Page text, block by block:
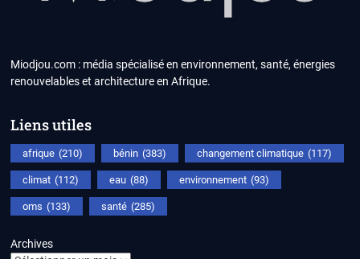
Miodjou.com : média spécialisé en environnement, santé, énergies
renouvelables et architecture en Afrique.
Liens utiles
afrique (210) bénin (383) changement climatique (117)
climat (112) eau (88) environnement (93)
oms (133) santé (285)
Archives